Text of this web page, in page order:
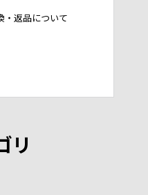
・返品について
リ